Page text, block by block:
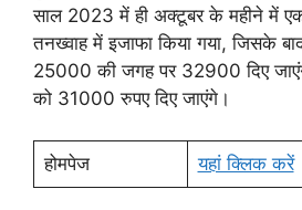
साल 2023 में ही अक्टूबर के महीने में एक
तनख्वाह में इजाफा किया गया, जिसके
25000 की जगह पर 32900 दिए
को 31000 रुपए दिए जाएंगे।
होमपेज यहां क्लिक करें